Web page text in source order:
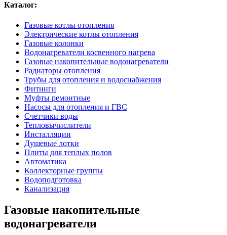
Каталог:
Газовые котлы отопления
Электрические котлы отопления
Газовые колонки
Водонагреватели косвенного нагрева
Газовые накопительные водонагреватели
Радиаторы отопления
Трубы для отопления и водоснабжения
Фитинги
Муфты ремонтные
Насосы для отопления и ГВС
Счетчики воды
Тепловычислители
Инсталляции
Душевые лотки
Плиты для теплых полов
Автоматика
Коллекторные группы
Водоподготовка
Канализация
Газовые накопительные
водонагреватели